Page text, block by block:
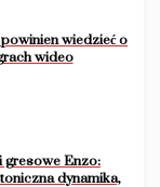
wiedzieć o
wideo
gresowe Enzo:
dynamika,